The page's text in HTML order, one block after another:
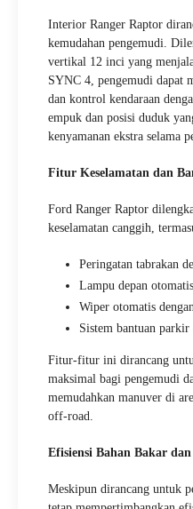
Interior Ranger Raptor
kemudahan pengemudi.
vertikal 12 inci yang
SYNC 4, pengemudi dapat
dan kontrol kendaraan
empuk dan posisi duduk
kenyamanan ekstra selama
Fitur Keselamatan dan
Ford Ranger Raptor
keselamatan canggih,
Peringatan tabrakan
Lampu depan
Wiper otomatis
Sistem bantuan
Fitur-fitur ini dirancang
maksimal bagi pengemudi
memudahkan manuver di
off-road.
Efisiensi Bahan Bakar
Meskipun dirancang untuk